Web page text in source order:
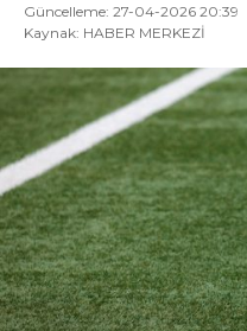
Güncelleme: 27-04-2026 20:39
Kaynak: HABER MERKEZİ